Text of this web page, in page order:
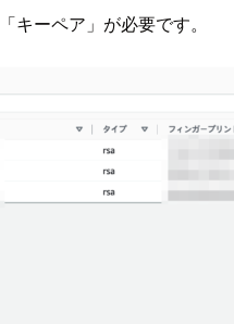
キーペア」が必要です。